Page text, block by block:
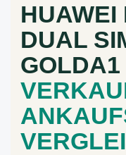
HUAWEI
DUAL
GOLDA1